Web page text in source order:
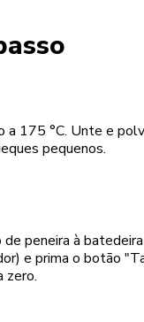
a 175 °C. Unte e
pequenos.
de peneira à
e prima o botão
zero.